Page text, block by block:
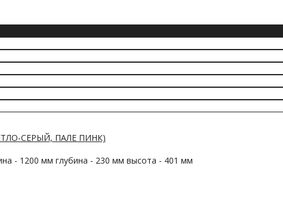
СЕРЫЙ, ПАЛЕ ПИНК)
- 1200 мм глубина - 230 мм высота - 401 мм